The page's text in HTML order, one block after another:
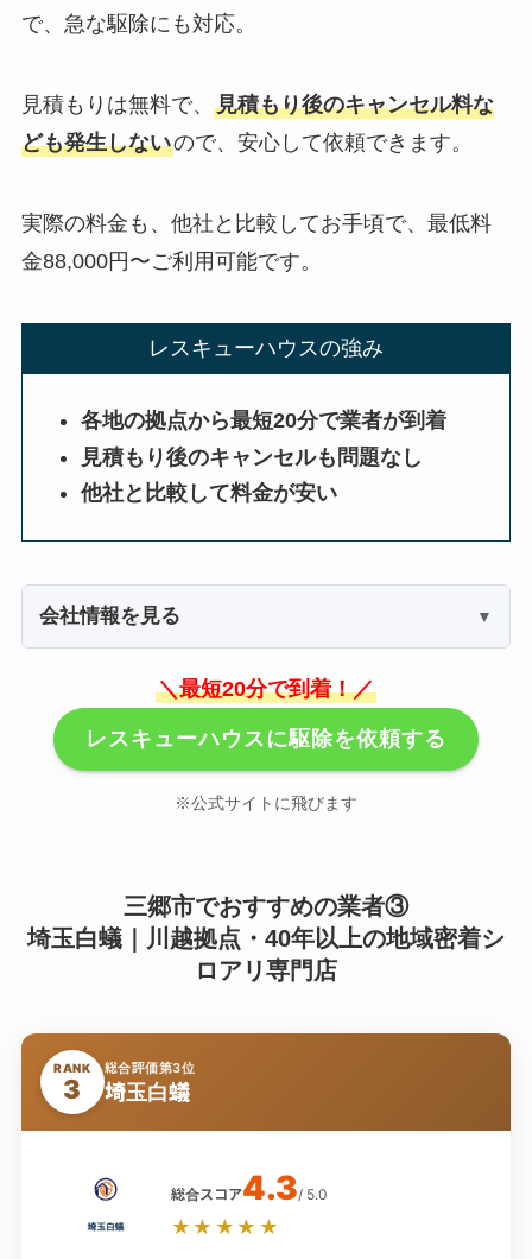
で、急な駆除にも対応。
見積もりは無料で、 見積もり後のキャンセル料な
ども発生しないので、安心して依頼できます。
実際の料金も、他社と比較してお手頃で、最低料
金88,000円〜ご利用可能です。
レスキューハウスの強み
各地の拠点から最短20分で業者が到着
見積もり後のキャンセルも問題なし
他社と比較して料金が安い
会社情報を見る
＼最短20分で到着！／
レスキューハウスに駆除を依頼する
※公式サイトに飛びます
三郷市でおすすめの業者③
埼玉白蟻｜川越拠点・40年以上の地域密着シ
ロアリ専門店
RANK
3
総合評価第3位
埼玉白蟻
総合スコア4.3/ 5.0
★★★★★